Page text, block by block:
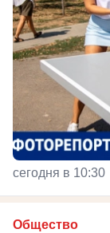
сегодня в 10:30
Общество